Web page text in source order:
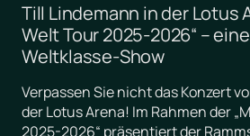
Till Lindemann in der Lotus
Welt Tour 2025-2026“ –
Weltklasse-Show
Verpassen Sie nicht das Konzert
der Lotus Arena! Im Rahmen der
2025-2026“ präsentiert der